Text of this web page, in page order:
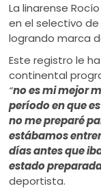
La linarense
en el selectivo
logrando marca
Este registro le
continental
“no es mi mejor
período en que
no me preparé
estábamos
días antes que
estado
deportista.